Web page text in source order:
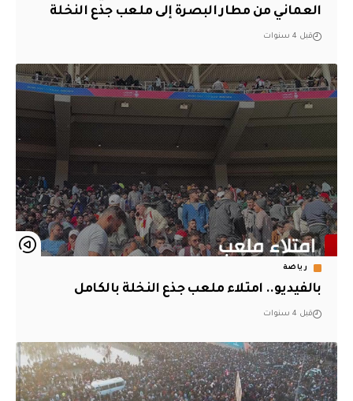
العماني من مطار البصرة إلى ملعب جذع النخلة
قبل 4 سنوات
رياضة
بالفيديو.. امتلاء ملعب جذع النخلة بالكامل
قبل 4 سنوات